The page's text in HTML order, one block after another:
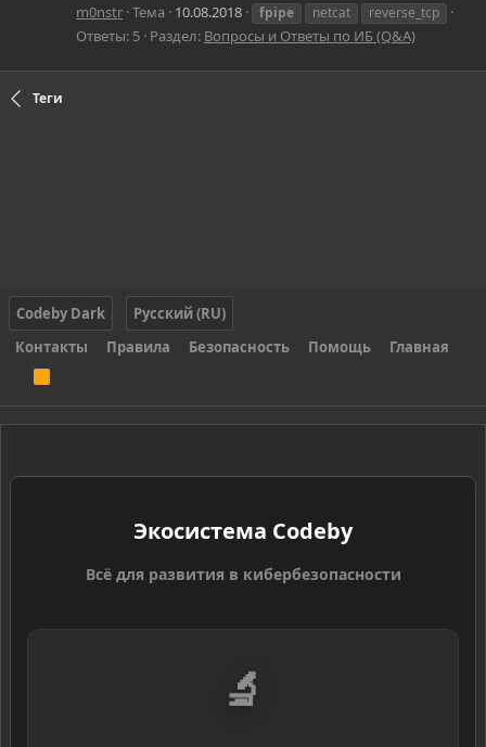
m0nstr Тема 10.08.2018 fpipe netcat reverse_tcp
Ответы: 5 Раздел: Вопросы и Ответы по ИБ (Q&A)
Теги
Codeby Dark
Русский (RU)
Контакты
Правила Безопасность Помощь Главная
S
Экосистема Codeby
Всё для развития в кибербезопасности
🔬